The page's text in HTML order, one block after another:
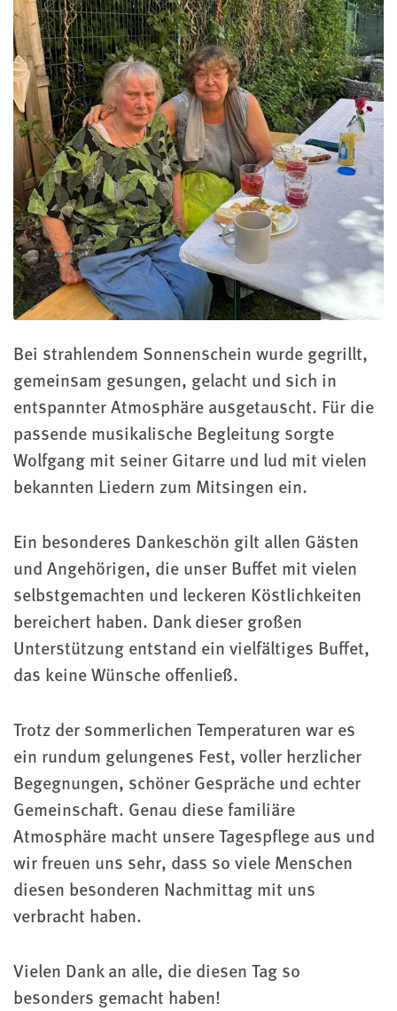
Bei strahlendem Sonnenschein wurde gegrillt,
gemeinsam gesungen, gelacht und sich in
entspannter Atmosphäre ausgetauscht. Für die
passende musikalische Begleitung sorgte
Wolfgang mit seiner Gitarre und lud mit vielen
bekannten Liedern zum Mitsingen ein.
Ein besonderes Dankeschön gilt allen Gästen
und Angehörigen, die unser Buffet mit vielen
selbstgemachten und leckeren Köstlichkeiten
bereichert haben. Dank dieser großen
Unterstützung entstand ein vielfältiges Buffet,
das keine Wünsche offenließ.
Trotz der sommerlichen Temperaturen war es
ein rundum gelungenes Fest, voller herzlicher
Begegnungen, schöner Gespräche und echter
Gemeinschaft. Genau diese familiäre
Atmosphäre macht unsere Tagespflege aus und
wir freuen uns sehr, dass so viele Menschen
diesen besonderen Nachmittag mit uns
verbracht haben.
Vielen Dank an alle, die diesen Tag so
besonders gemacht haben!